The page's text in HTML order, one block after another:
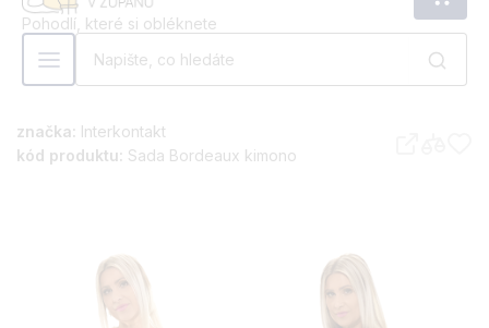
Pohodlí, které si obléknete
značka: Interkontakt
kód produktu: Sada Bordeaux kimono